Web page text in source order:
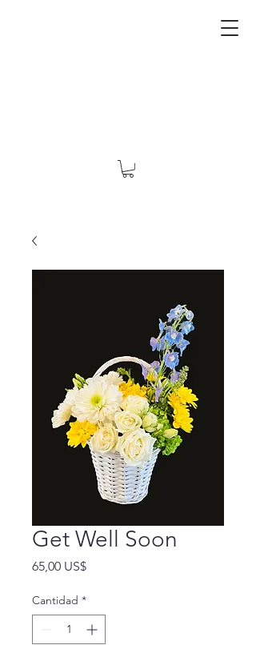
Get Well Soon
65,00 US$Precio
Cantidad *